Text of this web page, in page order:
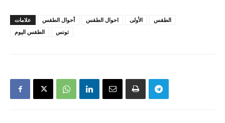
علامات أحوال الطقس احوال الطقس الأولى
الطقس
الطقس اليوم
تونس